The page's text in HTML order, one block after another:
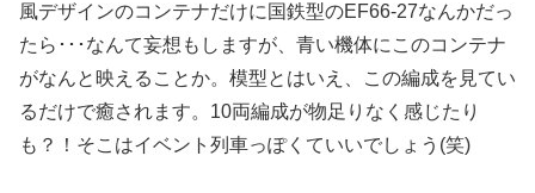
風デザインのコンテナだけに国鉄型のEF66-27なんかだっ
たら･･･なんて妄想もしますが、青い機体にこのコンテナ
がなんと映えることか。模型とはいえ、この編成を見てい
るだけで癒されます。10両編成が物足りなく感じたり
も？！そこはイベント列車っぽくていいでしょう(笑)